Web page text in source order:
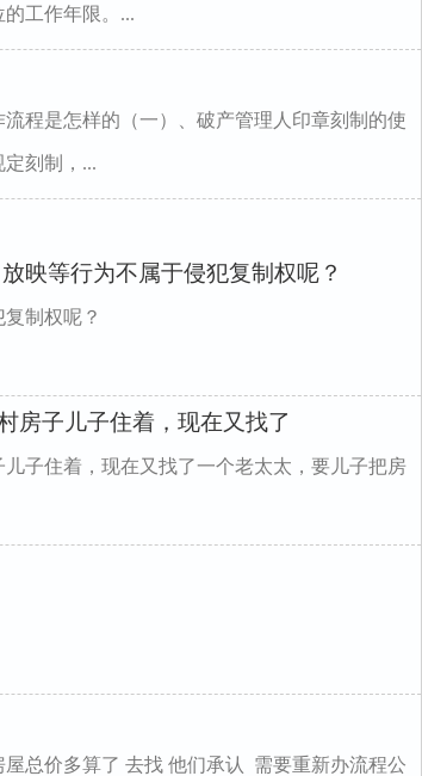
工作年限。...
程是怎样的（一）、破产管理人印章刻制的使
刻制，...
映等行为不属于侵犯复制权呢？
制权呢？
房子儿子住着，现在又找了
子住着，现在又找了一个老太太，要儿子把房
总价多算了 去找 他们承认 需要重新办流程公